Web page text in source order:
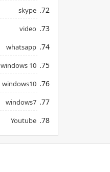
skype
video
whatsapp
windows 10
windows10
windows7
Youtube